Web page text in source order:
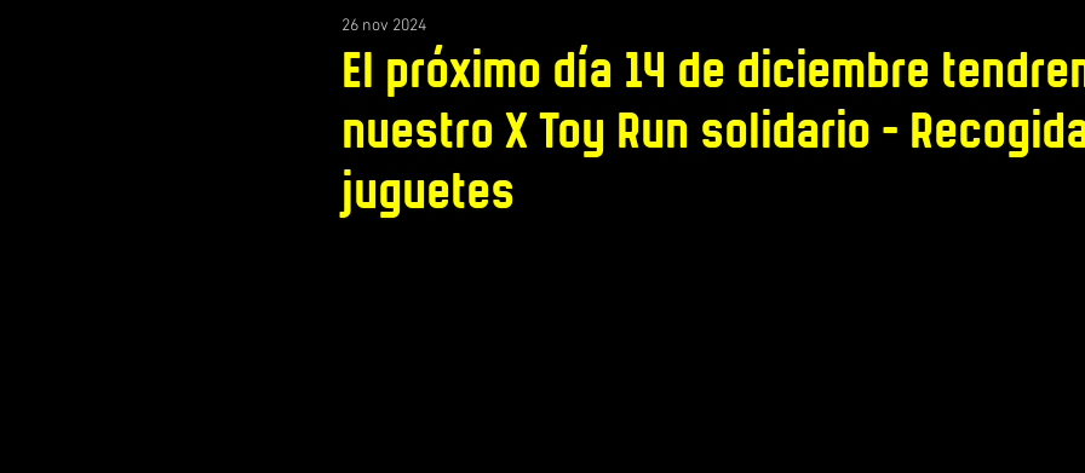
El próximo día 14 de diciembre
nuestro X Toy Run solidario -
juguetes
26 nov 2024